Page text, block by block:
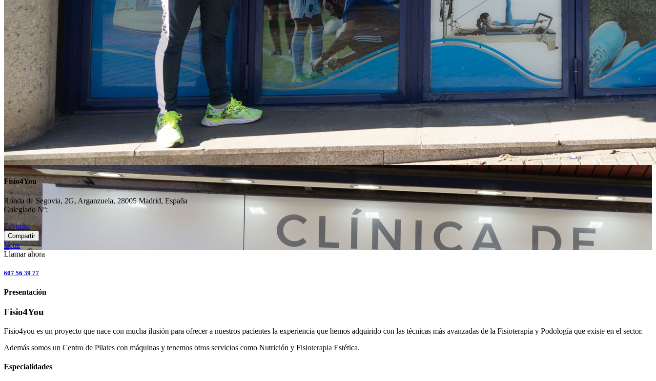
Fisio4You
Ronda de Segovia, 2G, Arganzuela, 28005 Madrid, España
Colegiado Nº:
Favorito
Compartir
Votar
Llamar ahora
607 56 39 77
Presentación
Fisio4You
Fisio4you es un proyecto que nace con mucha ilusión para ofrecer a nuestros pacientes la experiencia que hemos adquirido con las técnicas más avanzadas de la Fisioterapia y Podología que existe en el sector.
Además somos un Centro de Pilates con máquinas y tenemos otros servicios como Nutrición y Fisioterapia Estética.
Especialidades